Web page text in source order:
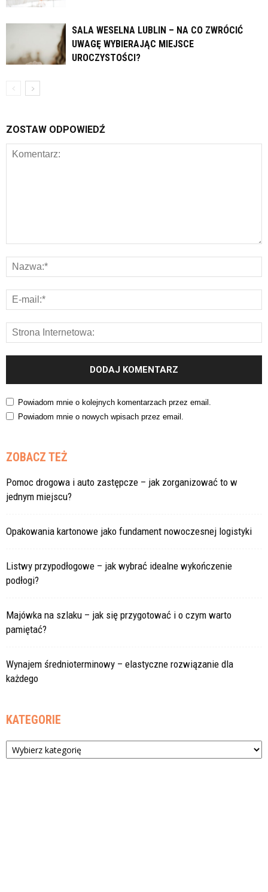
SALA WESELNA LUBLIN – NA CO ZWRÓCIĆ
UWAGĘ WYBIERAJĄC MIEJSCE
UROCZYSTOŚCI?
ZOSTAW ODPOWIEDŹ
Powiadom mnie o kolejnych komentarzach przez email.
Powiadom mnie o nowych wpisach przez email.
ZOBACZ TEŻ
Pomoc drogowa i auto zastępcze – jak zorganizować to w
jednym miejscu?
Opakowania kartonowe jako fundament nowoczesnej logistyki
Listwy przypodłogowe – jak wybrać idealne wykończenie
podłogi?
Majówka na szlaku – jak się przygotować i o czym warto
pamiętać?
Wynajem średnioterminowy – elastyczne rozwiązanie dla
każdego
KATEGORIE
Kategorie